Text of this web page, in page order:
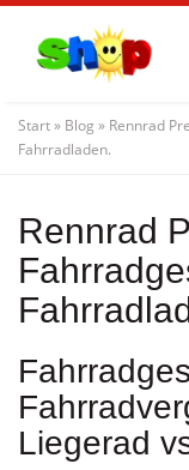
content
Start» Blog » Rennrad
Fahrradladen.
Rennrad
Liegerad